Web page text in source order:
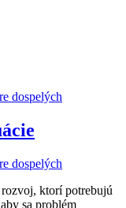
dospelých
dospelých
ktorí potrebujú
sa problém